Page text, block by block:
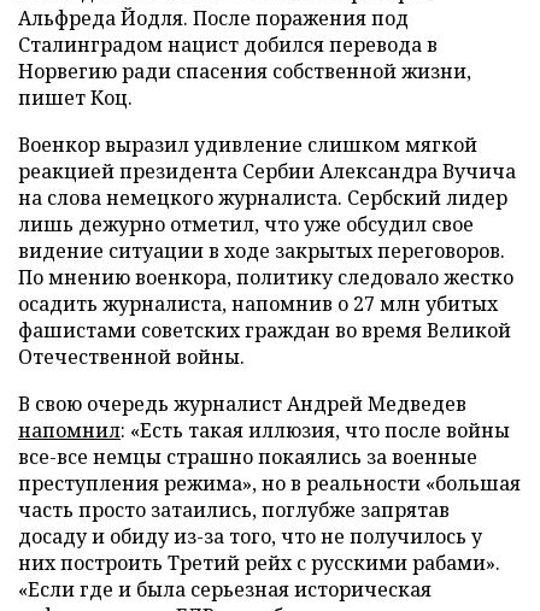
Альфреда Йодля. После поражения под
Сталинградом нацист добился перевода в
Норвегию ради спасения собственной жизни,
пишет Коц.
Военкор выразил удивление слишком мягкой
реакцией президента Сербии Александра Вучича
на слова немецкого журналиста. Сербский лидер
лишь дежурно отметил, что уже обсудил свое
видение ситуации в ходе закрытых переговоров.
По мнению военкора, политику следовало жестко
осадить журналиста, напомнив о 27 млн убитых
фашистами советских граждан во время Великой
Отечественной войны.
В свою очередь журналист Андрей Медведев
напомнил: «Есть такая иллюзия, что после войны
все-все немцы страшно покаялись за военные
преступления режима», но в реальности «большая
часть просто затаились, поглубже запрятав
досаду и обиду из-за того, что не получилось у
них построить Третий рейх с русскими рабами».
«Если где и была серьезная историческая